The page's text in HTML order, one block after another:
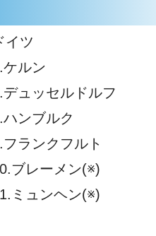
ツ
ルン
ュッセルドルフ
ンブルク
ランクフルト
ブレーメン(※)
ミュンヘン(※)